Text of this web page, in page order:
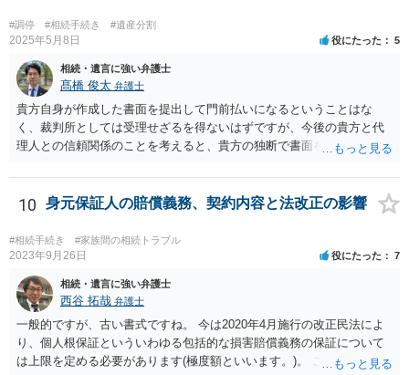
#調停 #相続手続き #遺産分割
2025年5月8日 役にたった 5
相続・遺言に強い弁護士
髙橋 俊太 弁護士
貴方自身が作成した書面を提出して門前払いになるということはな
く、裁判所としては受理せざるを得ないはずですが、今後の貴方と代
理人との信頼関係のことを考えると、貴方の独断で書面を提出したり
士が主張書面の提出を渋っているようですが、弁護士として提出の実
益がないと考えている可能性もあると思いますので、そのあたりも含
めて、弁護士見解を確認等するためによく打ち合わせた方がよいと思
います。単に面倒臭いということで書面提出をしないということであ
れば、当該弁護士との委任関係を修了した上で、貴方のほうで書面提
出することを検討なさった方がよいでしょう。
10 身元保証人の賠償義務、契約内容と法改正の影響
#相続手続き #家族間の相続トラブル
2023年9月26日 役にたった 7
相続・遺言に強い弁護士
西谷 拓哉 弁護士
一般的ですが、古い書式ですね。 今は2020年4月施行の改正民法によ
り、個人根保証といういわゆる包括的な損害賠償義務の保証について
は上限を定める必要があります(極度額といいます。)。 この書式にサ